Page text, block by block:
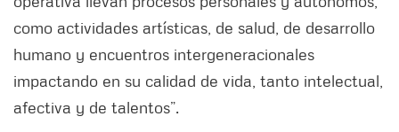
como actividades artísticas, de salud, de desarrollo
humano y encuentros intergeneracionales
impactando en su calidad de vida, tanto intelectual,
afectiva y de talentos”.